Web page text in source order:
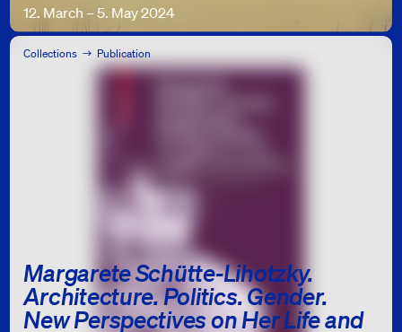
12. March – 5. May 2024
Margarete Schütte-Lihotzky.
Architecture. Politics. Gender.
New Perspectives on Her Life and
Collections Publication